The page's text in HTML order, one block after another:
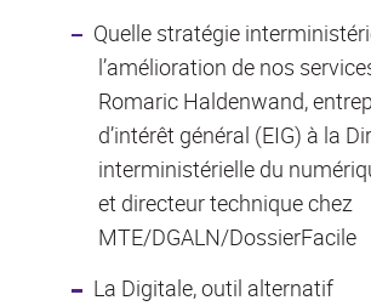
Quelle stratégie
l’amélioration de nos
Romaric Haldenwand,
d’intérêt général (EIG) à la
interministérielle du
et directeur technique chez
MTE/DGALN/DossierFacile
La Digitale, outil alternatif